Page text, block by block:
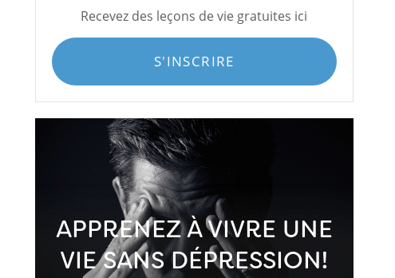
Recevez des leçons de vie gratuites ici
S'INSCRIRE
APPRENEZ À VIVRE UNE
VIE SANS DÉPRESSION!